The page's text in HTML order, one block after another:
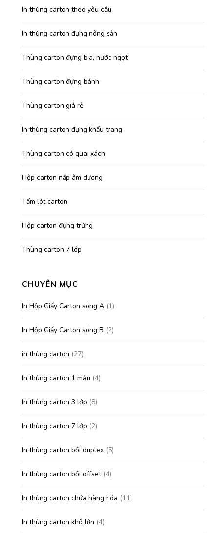
In thùng carton theo yêu cầu
In thùng carton đựng nông sản
Thùng carton đựng bia, nước ngọt
Thùng carton đựng bánh
Thùng carton giá rẻ
In thùng carton đựng khẩu trang
Thùng carton có quai xách
Hộp carton nắp âm dương
Tấm lót carton
Hộp carton đựng trứng
Thùng carton 7 lớp
CHUYÊN MỤC
In Hộp Giấy Carton sóng A (1)
In Hộp Giấy Carton sóng B (2)
in thùng carton (27)
In thùng carton 1 màu (4)
In thùng carton 3 lớp (8)
In thùng carton 7 lớp (2)
In thùng carton bồi duplex (5)
In thùng carton bồi offset(4)
In thùng carton chứa hàng hóa (11)
In thùng carton khổ lớn (4)